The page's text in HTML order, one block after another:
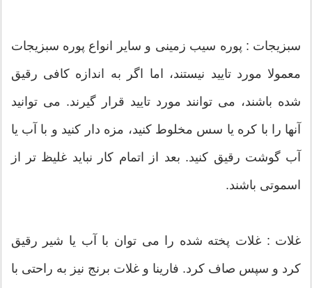
سبزیجات : پوره سیب زمینی و سایر انواع پوره سبزیجات
معمولا مورد تایید نیستند، اما اگر به اندازه کافی رقیق
شده باشند، می توانند مورد تایید قرار گیرند. می توانید
آنها را با کره یا سس مخلوط کنید، مزه دار کنید و با آب یا
آب گوشت رقیق کنید. بعد از اتمام کار نباید غلیظ تر از
اسموتی باشند.
غلات : غلات پخته شده را می توان با آب یا شیر رقیق
کرد و سپس صاف کرد. فارینا و غلات برنج نیز به راحتی با